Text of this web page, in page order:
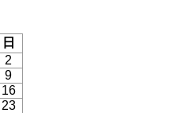
日
2
9
16
23